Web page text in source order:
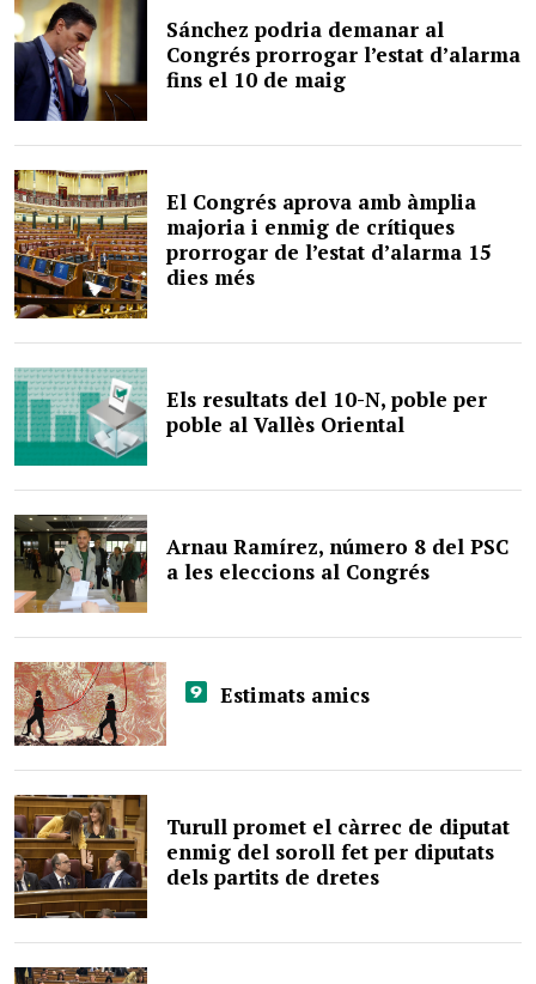
Sánchez podria demanar al
Congrés prorrogar l’estat d’alarma
fins el 10 de maig
El Congrés aprova amb àmplia
majoria i enmig de crítiques
prorrogar de l’estat d’alarma 15
dies més
Els resultats del 10-N, poble per
poble al Vallès Oriental
Arnau Ramírez, número 8 del PSC
a les eleccions al Congrés
Estimats amics
Turull promet el càrrec de diputat
enmig del soroll fet per diputats
dels partits de dretes